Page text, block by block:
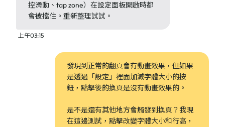
控滑動、tap zone）在設定面板開啟時都
會被擋住。重新整理試試。
上午03:15
發現到正常的翻頁會有動畫效果，但如果
是透過「設定」裡面加減字體大小的按
鈕，點擊後的換頁是沒有動畫效果的。
是不是還有其他地方會觸發到換頁？我現
在這邊測試，點擊改變字體大小和行高，